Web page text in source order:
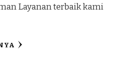
Layanan terbaik kami